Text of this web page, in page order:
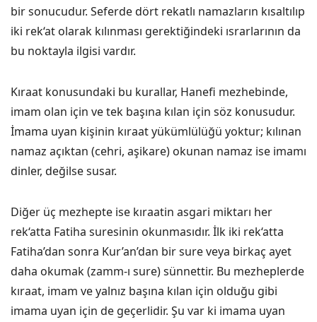
bir sonucudur. Seferde dört rekatlı namazların kısaltılıp
iki rek‘at olarak kılınması gerektiğindeki ısrarlarının da
bu noktayla ilgisi vardır.
Kıraat konusundaki bu kurallar, Hanefi mezhebinde,
imam olan için ve tek başına kılan için söz konusudur.
İmama uyan kişinin kıraat yükümlülüğü yoktur; kılınan
namaz açıktan (cehri, aşikare) okunan namaz ise imamı
dinler, değilse susar.
Diğer üç mezhepte ise kıraatin asgari miktarı her
rek‘atta Fatiha suresinin okunmasıdır. İlk iki rek‘atta
Fatiha’dan sonra Kur’an’dan bir sure veya birkaç ayet
daha okumak (zamm-ı sure) sünnettir. Bu mezheplerde
kıraat, imam ve yalnız başına kılan için olduğu gibi
imama uyan için de geçerlidir. Şu var ki imama uyan